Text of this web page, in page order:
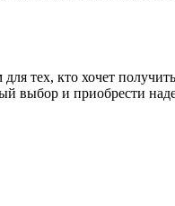
тех, кто хочет
выбор и приобрести